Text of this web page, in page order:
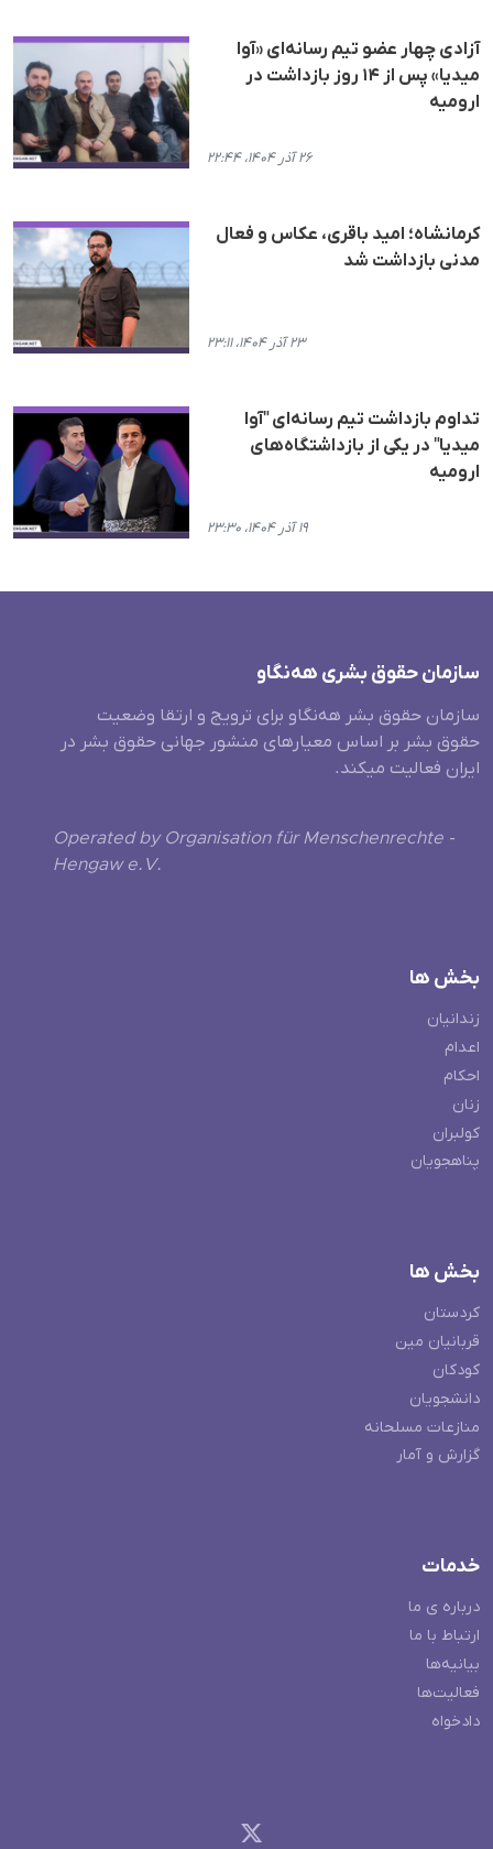
آزادی چهار عضو تیم رسانه‌ای «آوا
میدیا» پس از ۱۴ روز بازداشت در
ارومیه
۲۶ آذر ۱۴۰۴، ۲۲:۴۴
کرمانشاه؛ امید باقری، عکاس و فعال
مدنی بازداشت شد
۲۳ آذر ۱۴۰۴، ۲۳:۱۱
تداوم بازداشت تیم رسانەای "آوا
میدیا" در یکی از بازداشتگاه‌های
ارومیە
۱۹ آذر ۱۴۰۴، ۲۳:۳۰
سازمان حقوق بشری هەنگاو
سازمان حقوق بشر هه‌نگاو برای ترویج و ارتقا وضعیت
حقوق بشر بر اساس معیارهای منشور جهانی حقوق بشر در
ایران فعالیت میکند.
Operated by Organisation für Menschenrechte -
Hengaw e.V.
بخش ها
زندانیان
اعدام
احکام
زنان
کولبران
پناهجویان
بخش ها
کردستان
قربانیان مین
کودکان
دانشجویان
منازعات مسلحانه
گزارش و آمار
خدمات
درباره ی ما
ارتباط با ما
بیانیه‌ها
فعالیت‌ها
دادخواه